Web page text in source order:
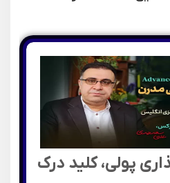
پولی، کلید درک